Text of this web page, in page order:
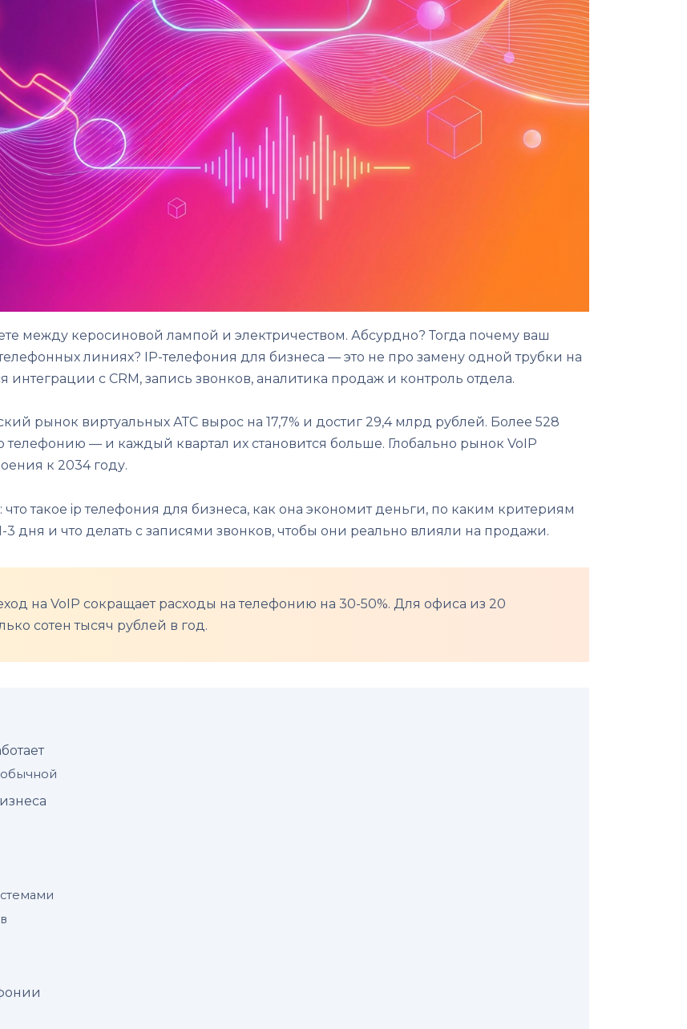
между керосиновой лампой и электричеством. Абсурдно? Тогда почему ваш
линиях? IP-телефония для бизнеса — это не про замену одной трубки на
интеграции с CRM, запись звонков, аналитика продаж и контроль отдела.
рынок виртуальных АТС вырос на 17,7% и достиг 29,4 млрд рублей. Более 528
— и каждый квартал их становится больше. Глобально рынок VoIP
к 2034 году.
такое ip телефония для бизнеса, как она экономит деньги, по каким критериям
дня и что делать с записями звонков, чтобы они реально влияли на продажи.
на VoIP сокращает расходы на телефонию на 30-50%. Для офиса из 20
сотен тысяч рублей в год.